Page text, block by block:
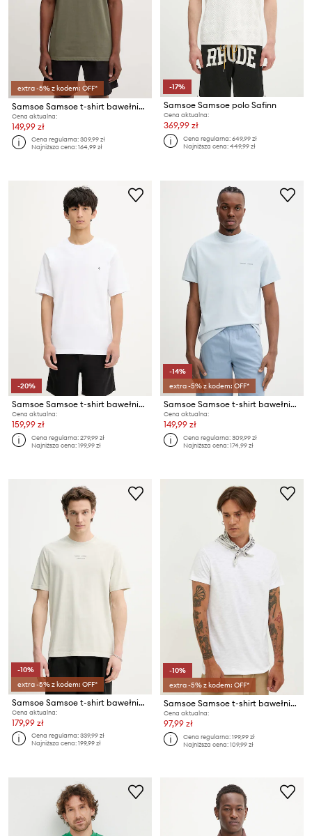
extra -5% z kodem: OFF*
Samsoe Samsoe t-shirt bawełniany
Cena aktualna:
149,99 zł
Cena regularna:309,99 zł
Najniższa cena:164,99 zł
-17%
Samsoe Samsoe polo Safinn
Cena aktualna:
369,99 zł
Cena regularna:649,99 zł
Najniższa cena:449,99 zł
-20%
Samsoe Samsoe t-shirt bawełniany SAOTTO
Cena aktualna:
159,99 zł
Cena regularna:279,99 zł
Najniższa cena:199,99 zł
-14%
extra -5% z kodem: OFF*
Samsoe Samsoe t-shirt bawełniany Norsbro
Cena aktualna:
149,99 zł
Cena regularna:309,99 zł
Najniższa cena:174,99 zł
-10%
extra -5% z kodem: OFF*
Samsoe Samsoe t-shirt bawełniany SAMARCUS
Cena aktualna:
179,99 zł
Cena regularna:339,99 zł
Najniższa cena:199,99 zł
-10%
extra -5% z kodem: OFF*
Samsoe Samsoe t-shirt bawełniany
Cena aktualna:
97,99 zł
Cena regularna:199,99 zł
Najniższa cena:109,99 zł